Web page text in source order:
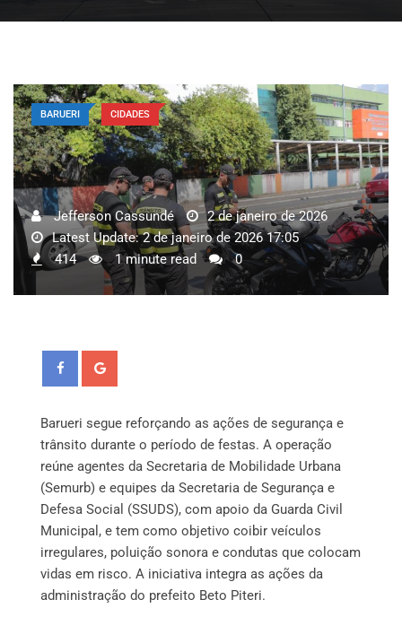
BARUERI CIDADES
Jefferson Cassundé
2 de janeiro de 2026
Latest Update: 2 de janeiro de 2026 17:05
414
1 minute read 0
Barueri segue reforçando as ações de segurança e
trânsito durante o período de festas. A operação
reúne agentes da Secretaria de Mobilidade Urbana
(Semurb) e equipes da Secretaria de Segurança e
Defesa Social (SSUDS), com apoio da Guarda Civil
Municipal, e tem como objetivo coibir veículos
irregulares, poluição sonora e condutas que colocam
vidas em risco. A iniciativa integra as ações da
administração do prefeito Beto Piteri.